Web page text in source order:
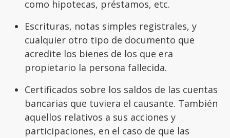
como hipotecas, préstamos, etc.
Escrituras, notas simples registrales, y
cualquier otro tipo de documento que
acredite los bienes de los que era
propietario la persona fallecida.
Certificados sobre los saldos de las cuentas
bancarias que tuviera el causante. También
aquellos relativos a sus acciones y
participaciones, en el caso de que las